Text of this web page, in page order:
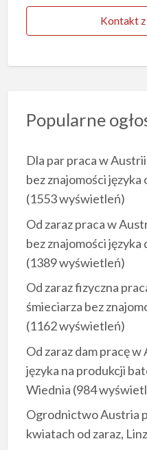
Kontakt z
Popularne
Dla par praca w
bez znajomości
(1553 wyświetleń)
Od zaraz praca w
bez znajomości
(1389 wyświetleń)
Od zaraz fizyczna
śmieciarza bez
(1162 wyświetleń)
Od zaraz dam pracę
języka na produkcji
Wiednia (984
Ogrodnictwo Austria
kwiatach od zaraz,